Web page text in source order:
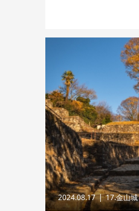
2024.08.17 17.金山城